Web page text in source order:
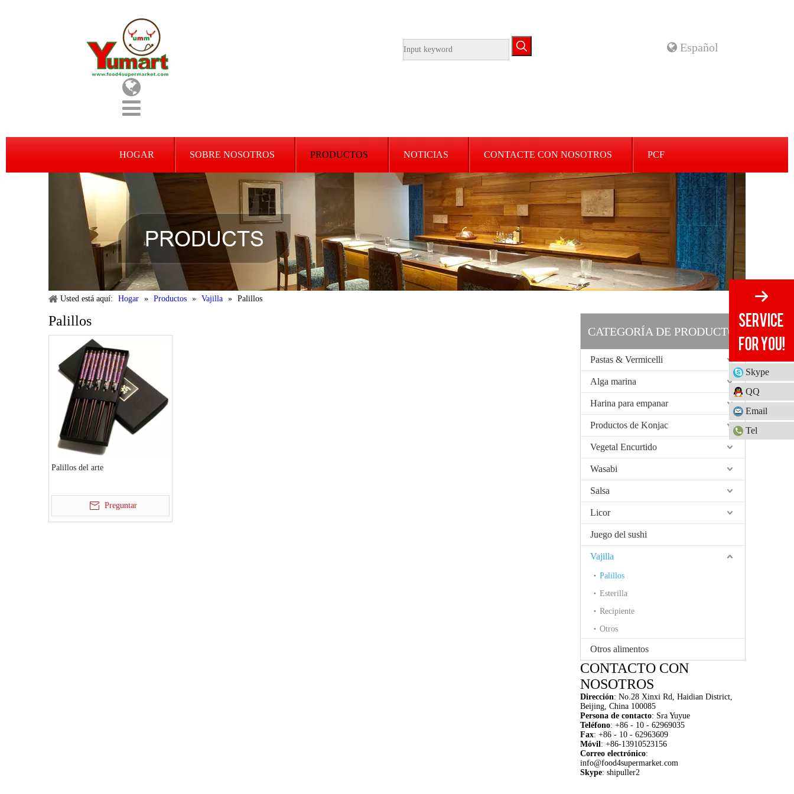
Español
HOGAR SOBRE NOSOTROS PRODUCTOS NOTICIAS CONTACTE CON NOSOTROS PCF
Usted está aquí: Hogar » Productos » Vajilla » Palillos
Palillos
Palillos del arte
Preguntar
CATEGORÍA DE PRODUCTO
Pastas & Vermicelli
Alga marina
Harina para empanar
Productos de Konjac
Vegetal Encurtido
Wasabi
Salsa
Licor
Juego del sushi
Vajilla
Palillos
Esterilla
Recipiente
Otros
Otros alimentos
CONTACTO CON
NOSOTROS
Dirección: No.28 Xinxi Rd, Haidian District,
Beijing, China 100085
Persona de contacto: Sra Yuyue
Teléfono: +86 - 10 - 62969035
Fax: +86 - 10 - 62963609
Móvil: +86-13910523156
Correo electrónico:
info@food4supermarket.com
Skype: shipuller2
Skype
QQ
Email
Tel